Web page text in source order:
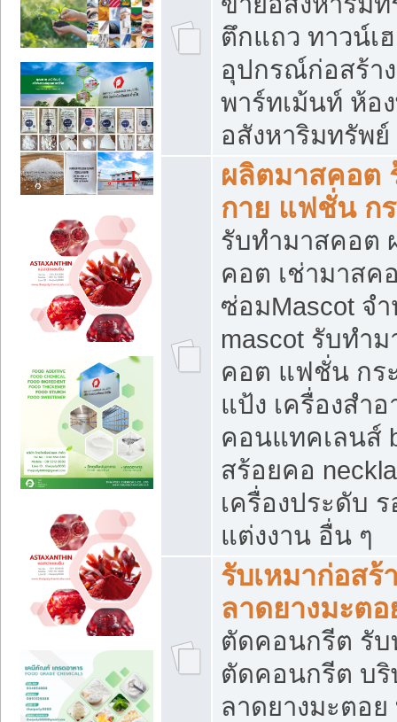
ตึกแถว ทาวน์เ
อุปกรณ์ก่อสร้า
พาร์ทเม้นท์ ห้อ
อสังหาริมทรัพ
ผลิตมาสคอต
กาย แฟชั่น กร
รับทำมาสคอต
คอต เช่ามาสค
ซ่อมMascot จ
mascot รับทำ
คอต แฟชั่น กระ
แป้ง เครื่องสำ
คอนแทคเลนส์
สร้อยคอ
เครื่องประดับ ร
แต่งงาน อื่น ๆ
รับเหมาก่อส
ลาดยางมะต
ตัดคอนกรีต รับ
ตัดคอนกรีต บริ
ลาดยางมะตอ